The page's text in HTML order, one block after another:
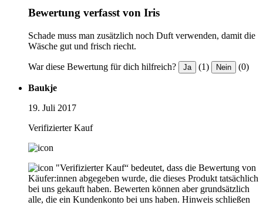
Bewertung verfasst von Iris
Schade muss man zusätzlich noch Duft verwenden, damit die
Wäsche gut und frisch riecht.
War diese Bewertung für dich hilfreich? Ja (1) Nein (0)
Baukje
19. Juli 2017
Verifizierter Kauf
"Verifizierter Kauf“ bedeutet, dass die Bewertung von
Käufer:innen abgegeben wurde, die dieses Produkt tatsächlich
bei uns gekauft haben. Bewerten können aber grundsätzlich
alle, die ein Kundenkonto bei uns haben. Hinweis schließen